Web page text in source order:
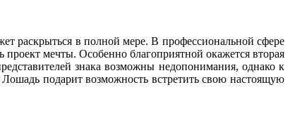
раскрыться в полной мере. В профессиональной сфере
мечты. Особенно благоприятной окажется вторая
знака возможны недопонимания, однако к
подарит возможность встретить свою настоящую